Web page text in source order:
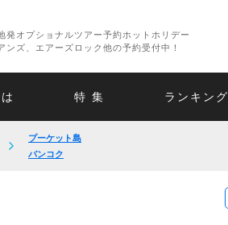
発オプショナルツアー予約ホットホリデー
ンズ、エアーズロック他の予約受付中！
特 集 ランキング
プーケット島
バンコク